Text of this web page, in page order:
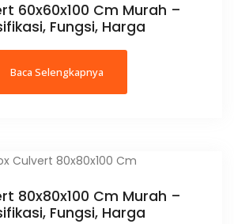
60x60x100 Cm Murah –
Fungsi, Harga
Baca Selengkapnya
80x80x100 Cm Murah –
Fungsi, Harga